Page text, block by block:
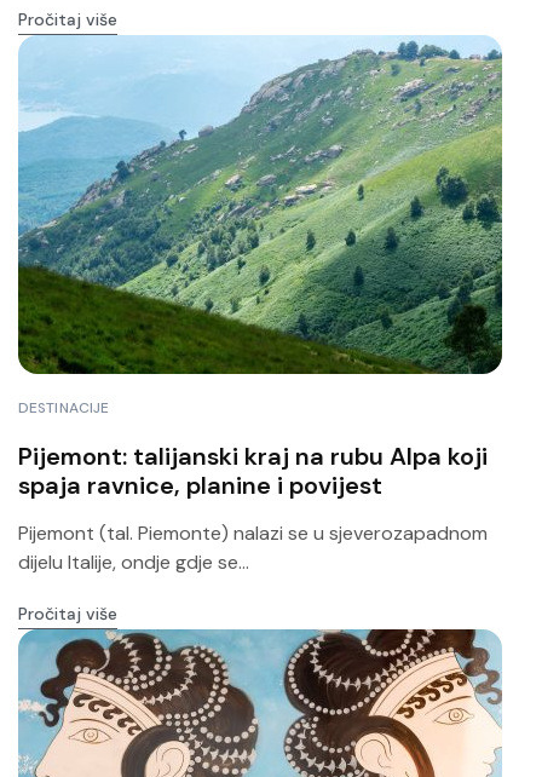
Pročitaj više
DESTINACIJE
Pijemont: talijanski kraj na rubu Alpa koji
spaja ravnice, planine i povijest
Pijemont (tal. Piemonte) nalazi se u sjeverozapadnom
dijelu Italije, ondje gdje se...
Pročitaj više